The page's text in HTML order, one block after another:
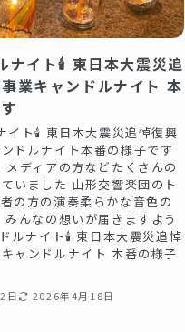
ナイト🕯️ 東日本大震災追
業キャンドルナイト 本
イト🕯️ 東日本大震災追悼復興
ドルナイト本番の様子です
メディアの方などたくさんの
いました 山形交響楽団のト
の方の演奏柔らかな音色の
みんなの想いが届きますよう
ルナイト🕯️ 東日本大震災追悼
ャンドルナイト 本番の様子
日 2026年4月18日